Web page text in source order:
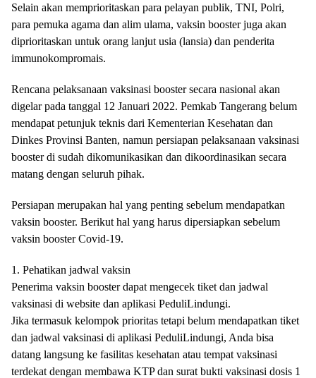
Selain akan memprioritaskan para pelayan publik, TNI, Polri,
para pemuka agama dan alim ulama, vaksin booster juga akan
diprioritaskan untuk orang lanjut usia (lansia) dan penderita
immunokompromais.
Rencana pelaksanaan vaksinasi booster secara nasional akan
digelar pada tanggal 12 Januari 2022. Pemkab Tangerang belum
mendapat petunjuk teknis dari Kementerian Kesehatan dan
Dinkes Provinsi Banten, namun persiapan pelaksanaan vaksinasi
booster di sudah dikomunikasikan dan dikoordinasikan secara
matang dengan seluruh pihak.
Persiapan merupakan hal yang penting sebelum mendapatkan
vaksin booster. Berikut hal yang harus dipersiapkan sebelum
vaksin booster Covid-19.
1. Pehatikan jadwal vaksin
Penerima vaksin booster dapat mengecek tiket dan jadwal
vaksinasi di website dan aplikasi PeduliLindungi.
Jika termasuk kelompok prioritas tetapi belum mendapatkan tiket
dan jadwal vaksinasi di aplikasi PeduliLindungi, Anda bisa
datang langsung ke fasilitas kesehatan atau tempat vaksinasi
terdekat dengan membawa KTP dan surat bukti vaksinasi dosis 1